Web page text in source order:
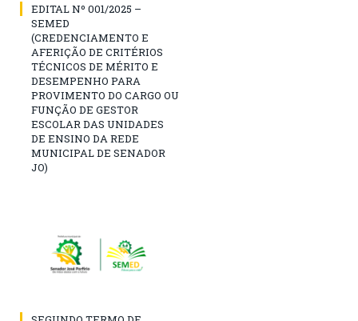
EDITAL Nº 001/2025 –
SEMED
(CREDENCIAMENTO E
AFERIÇÃO DE CRITÉRIOS
TÉCNICOS DE MÉRITO E
DESEMPENHO PARA
PROVIMENTO DO CARGO OU
FUNÇÃO DE GESTOR
ESCOLAR DAS UNIDADES
DE ENSINO DA REDE
MUNICIPAL DE SENADOR
JO)